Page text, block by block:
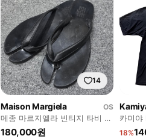
14
Maison Margiela
OS
메종 마르지엘라 빈티지 타비 레
더 플립플랍 샌들 쪼리 41
180,000원
카미
tee
18%